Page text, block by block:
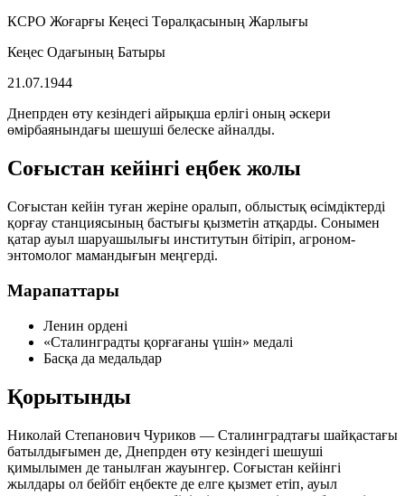
КСРО Жоғарғы Кеңесі Төралқасының Жарлығы
Кеңес Одағының Батыры
21.07.1944
Днепрден өту кезіндегі айрықша ерлігі оның әскери
өмірбаянындағы шешуші белеске айналды.
Соғыстан кейінгі еңбек жолы
Соғыстан кейін туған жеріне оралып, облыстық өсімдіктерді
қорғау станциясының бастығы қызметін атқарды. Сонымен
қатар ауыл шаруашылығы институтын бітіріп, агроном-
энтомолог мамандығын меңгерді.
Марапаттары
Ленин ордені
«Сталинградты қорғағаны үшін» медалі
Басқа да медальдар
Қорытынды
Николай Степанович Чуриков — Сталинградтағы шайқастағы
батылдығымен де, Днепрден өту кезіндегі шешуші
қимылымен де танылған жауынгер. Соғыстан кейінгі
жылдары ол бейбіт еңбекте де елге қызмет етіп, ауыл